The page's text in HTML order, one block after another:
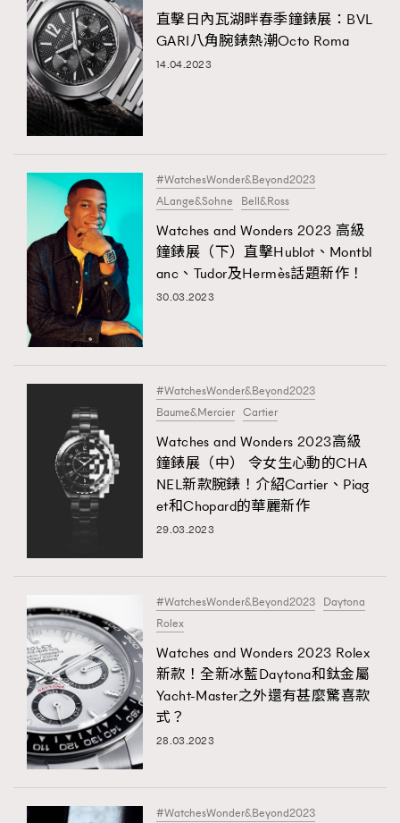
直擊日內瓦湖畔春季鐘錶展：BVL
GARI八角腕錶熱潮Octo Roma
14.04.2023
#WatchesWonder&Beyond2023
ALange&Sohne
Bell&Ross
Watches and Wonders 2023 高級
鐘錶展（下）直擊Hublot、Montbl
anc、Tudor及Hermès話題新作！
30.03.2023
#WatchesWonder&Beyond2023
Baume&Mercier Cartier
Watches and Wonders 2023高級
鐘錶展（中） 令女生心動的CHA
NEL新款腕錶！介紹Cartier、Piag
et和Chopard的華麗新作
29.03.2023
#WatchesWonder&Beyond2023 Daytona
Rolex
Watches and Wonders 2023 Rolex
新款！全新冰藍Daytona和鈦金屬
Yacht-Master之外還有甚麼驚喜款
式？
28.03.2023
#WatchesWonder&Beyond2023